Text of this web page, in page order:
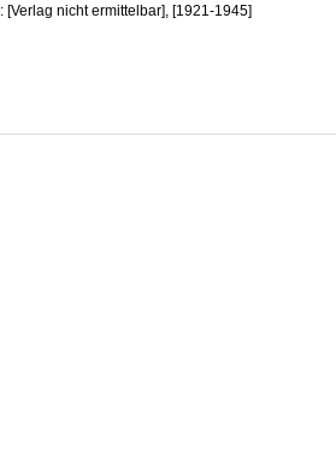
nicht ermittelbar], [1921-1945]